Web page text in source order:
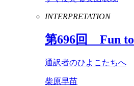
INTERPRETATION
第696回 Fun to
通訳者のひよこたちへ
柴原早苗